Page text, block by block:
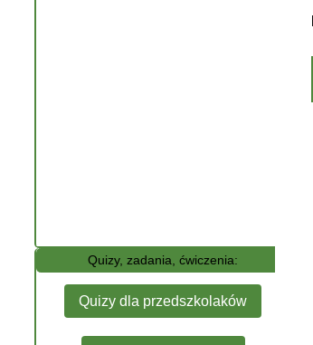
Quizy, zadania, ćwiczenia:
Quizy dla przedszkolaków